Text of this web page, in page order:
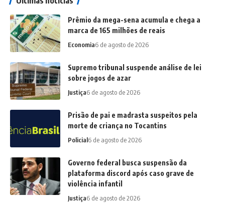
Prêmio da mega-sena acumula e chega a
marca de 165 milhões de reais
Economia6 de agosto de 2026
Supremo tribunal suspende análise de lei
sobre jogos de azar
Justiça6 de agosto de 2026
Prisão de pai e madrasta suspeitos pela
morte de criança no Tocantins
Policial6 de agosto de 2026
Governo federal busca suspensão da
plataforma discord após caso grave de
violência infantil
Justiça6 de agosto de 2026